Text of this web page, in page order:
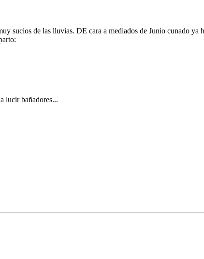
sucios de las lluvias. DE cara a mediados de Junio cunado ya
lucir bañadores...